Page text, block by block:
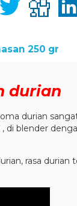
250 gr
durian
durian
di blender
rasa durian